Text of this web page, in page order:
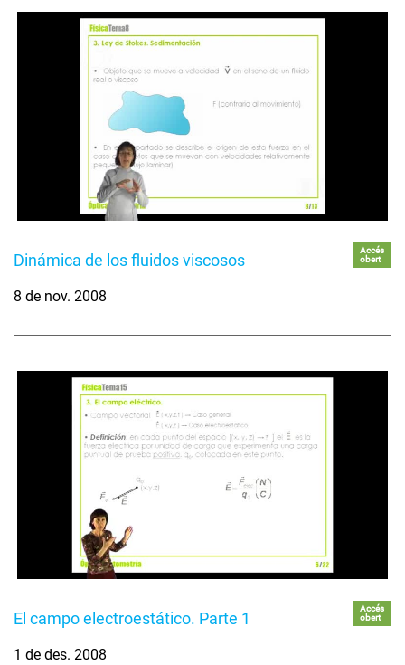
Dinámica de los fluidos viscosos
Accés
obert
8 de nov. 2008
El campo electroestático. Parte 1
Accés
obert
1 de des. 2008